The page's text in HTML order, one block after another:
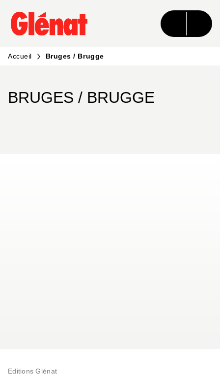
MENU RECHERCHE CONTENU
PIED DE PAGE
Accueil Bruges / Brugge
BRUGES / BRUGGE
Editions Glénat